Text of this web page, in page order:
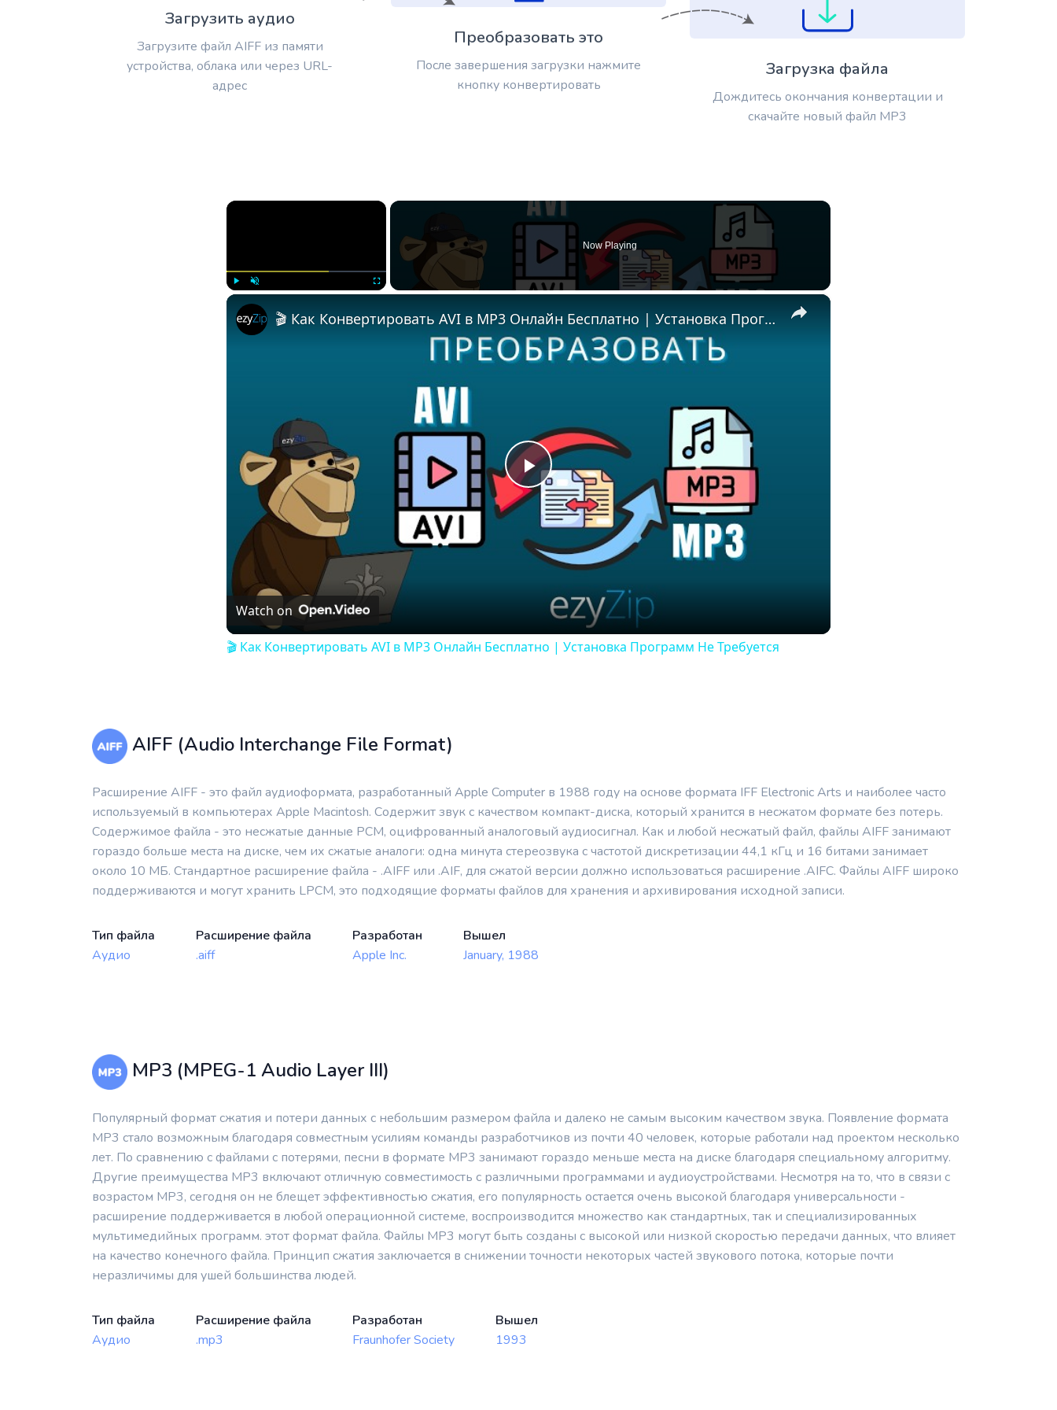
Загрузить аудио
Загрузите файл AIFF из памяти
устройства, облака или через URL-
адрес
Преобразовать это
После завершения загрузки нажмите
кнопку конвертировать
Загрузка файла
Дождитесь окончания конвертации и
скачайте новый файл MP3
×
Now Playing
×
Play
Video
🎬 Как Конвертировать AVI в MP3 Онлайн Бесплатно | Установка Программ Не Требуется
Watch on
🎬 Как Конвертировать AVI в MP3 Онлайн Бесплатно | Установка Программ Не Требуется
AIFF (Audio Interchange File Format)
Расширение AIFF - это файл аудиоформата, разработанный Apple Computer в 1988 году на основе формата IFF Electronic Arts и наиболее часто
используемый в компьютерах Apple Macintosh. Содержит звук с качеством компакт-диска, который хранится в несжатом формате без потерь.
Содержимое файла - это несжатые данные PCM, оцифрованный аналоговый аудиосигнал. Как и любой несжатый файл, файлы AIFF занимают
гораздо больше места на диске, чем их сжатые аналоги: одна минута стереозвука с частотой дискретизации 44,1 кГц и 16 битами занимает
около 10 МБ. Стандартное расширение файла - .AIFF или .AIF, для сжатой версии должно использоваться расширение .AIFC. Файлы AIFF широко
поддерживаются и могут хранить LPCM, это подходящие форматы файлов для хранения и архивирования исходной записи.
Тип файла
Аудио
Расширение файла
.aiff
Разработан
Apple Inc.
Вышел
January, 1988
MP3 (MPEG-1 Audio Layer III)
Популярный формат сжатия и потери данных с небольшим размером файла и далеко не самым высоким качеством звука. Появление формата
MP3 стало возможным благодаря совместным усилиям команды разработчиков из почти 40 человек, которые работали над проектом несколько
лет. По сравнению с файлами с потерями, песни в формате MP3 занимают гораздо меньше места на диске благодаря специальному алгоритму.
Другие преимущества MP3 включают отличную совместимость с различными программами и аудиоустройствами. Несмотря на то, что в связи с
возрастом MP3, сегодня он не блещет эффективностью сжатия, его популярность остается очень высокой благодаря универсальности -
расширение поддерживается в любой операционной системе, воспроизводится множество как стандартных, так и специализированных
мультимедийных программ. этот формат файла. Файлы MP3 могут быть созданы с высокой или низкой скоростью передачи данных, что влияет
на качество конечного файла. Принцип сжатия заключается в снижении точности некоторых частей звукового потока, которые почти
неразличимы для ушей большинства людей.
Тип файла
Аудио
Расширение файла
.mp3
Разработан
Fraunhofer Society
Вышел
1993